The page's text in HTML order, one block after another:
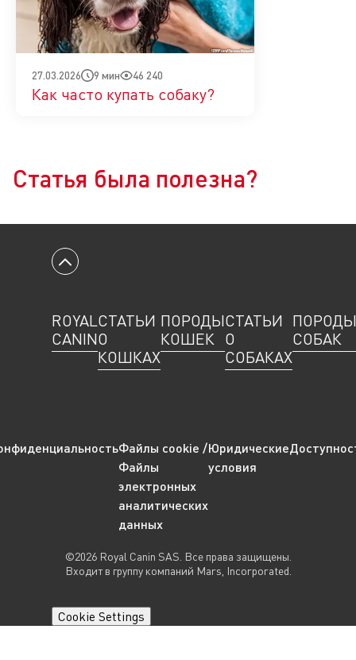
27.03.2026 9 мин 46 240
Как часто купать собаку?
Статья была полезна?
Вернуться к началу
ROYAL
CANIN
СТАТЬИ
О
КОШКАХ
ПОРОДЫ
КОШЕК
СТАТЬИ
О
СОБАКАХ
ПОРОДЫ
СОБАК
Файлы cookie /
Файлы
электронных
аналитических
данных
Юридические
условия
©2026 Royal Canin SAS. Все права защищены.
Входит в группу компаний Mars, Incorporated.
Cookie Settings